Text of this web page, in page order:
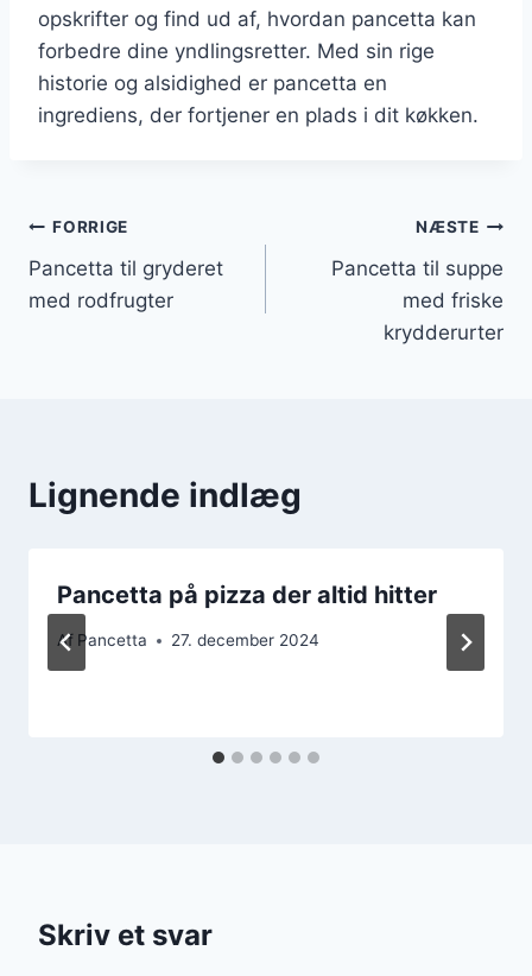
opskrifter og find ud af, hvordan pancetta kan
forbedre dine yndlingsretter. Med sin rige
historie og alsidighed er pancetta en
ingrediens, der fortjener en plads i dit køkken.
Indlægsnavigation
FORRIGE
Pancetta til gryderet
med rodfrugter
NÆSTE
Pancetta til suppe
med friske
krydderurter
Lignende indlæg
Pancetta på pizza der altid hitter
Af Pancetta 27. december 2024
Skriv et svar